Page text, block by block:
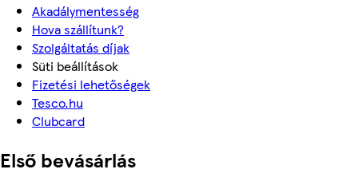
Akadálymentesség
Hova szállítunk?
Szolgáltatás díjak
Süti beállítások
Fizetési lehetőségek
Tesco.hu
Clubcard
Első bevásárlás